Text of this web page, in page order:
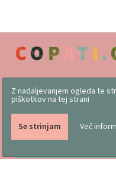
Z nadaljevanjem ogleda te
piškotkov na tej strani
Se strinjam Več
Delo slovenskih rok
Koristni nasveti